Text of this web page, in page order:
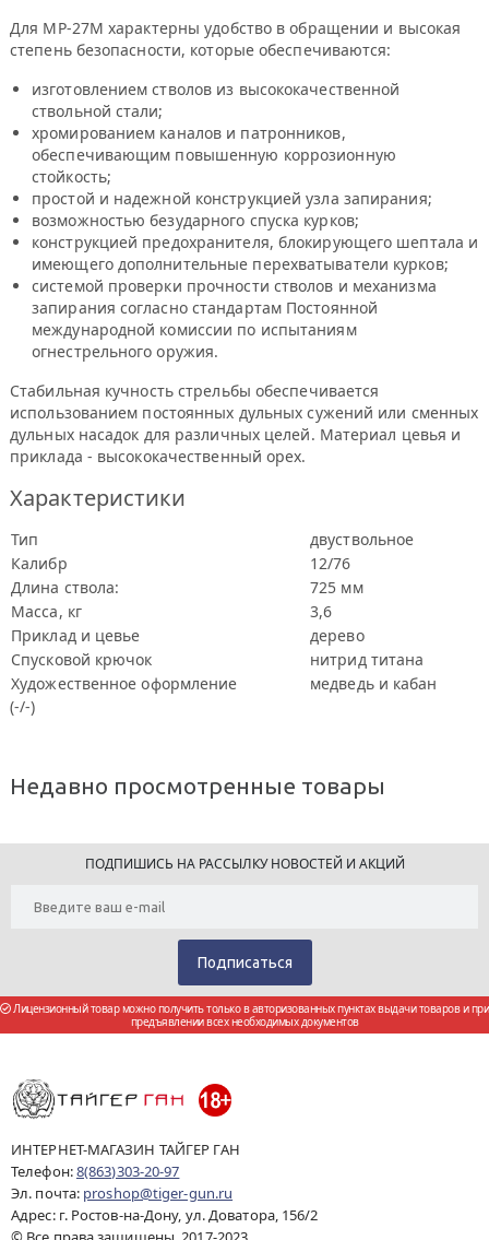
Для МР-27М характерны удобство в обращении и высокая
степень безопасности, которые обеспечиваются:
изготовлением стволов из высококачественной
ствольной стали;
хромированием каналов и патронников,
обеспечивающим повышенную коррозионную
стойкость;
простой и надежной конструкцией узла запирания;
возможностью безударного спуска курков;
конструкцией предохранителя, блокирующего шептала и
имеющего дополнительные перехватыватели курков;
системой проверки прочности стволов и механизма
запирания согласно стандартам Постоянной
международной комиссии по испытаниям
огнестрельного оружия.
Стабильная кучность стрельбы обеспечивается
использованием постоянных дульных сужений или сменных
дульных насадок для различных целей. Материал цевья и
приклада - высококачественный орех.
Характеристики
Тип
двуствольное
Калибр
12/76
Длина ствола:
725 мм
Масса, кг
3,6
Приклад и цевье
дерево
Спусковой крючок
нитрид титана
Художественное оформление
медведь и кабан
(-/-)
Недавно просмотренные товары
ПОДПИШИСЬ НА РАССЫЛКУ НОВОСТЕЙ И АКЦИЙ
Лицензионный товар можно получить только в авторизованных пунктах выдачи товаров и при
предъявлении всех необходимых документов
ИНТЕРНЕТ-МАГАЗИН ТАЙГЕР ГАН
Телефон:8(863)303-20-97
Эл. почта: proshop@tiger-gun.ru
Адрес: г. Ростов-на-Дону, ул. Доватора, 156/2